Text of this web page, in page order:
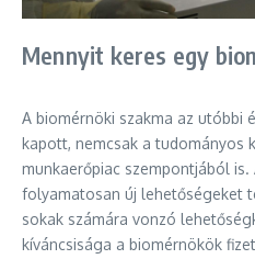
Mennyit keres egy
A biomérnöki szakma az utóbbi
kapott, nemcsak a tudományos
munkaerőpiac szempontjából
folyamatosan új lehetőségeket
sokak számára vonzó
kíváncsisága a biomérnökök